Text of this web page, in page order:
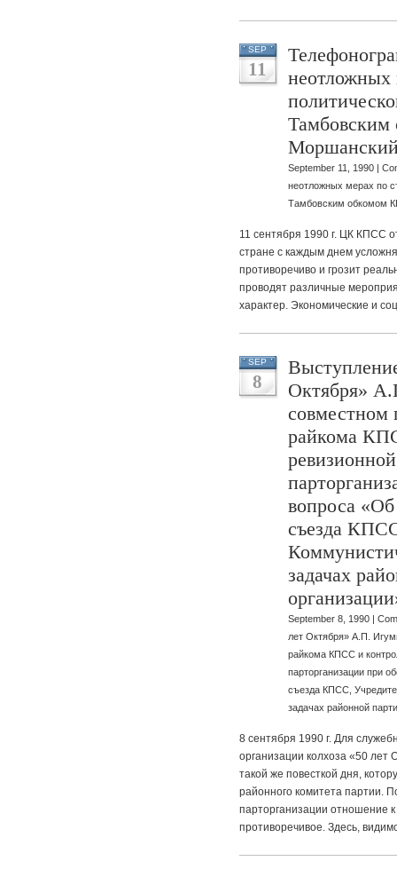
SEP
11
неотложных
September 11, 1990 |
неотложных мерах по
Тамбовским обкомом
11 сентября 1990 г. ЦК КПСС
стране с каждым днем
противоречиво и грозит
проводят различные
характер. Экономические и
SEP
8
Октября»
совместном
райкома
вопроса
съезда
задачах
September 8, 1990 |
лет Октября» А.П.
райкома КПСС и
парторганизации при
съезда КПСС,
задачах районной
8 сентября 1990 г. Для
организации колхоза «50
такой же повесткой дня,
районного комитета партии.
парторганизации отношение
противоречивое. Здесь,